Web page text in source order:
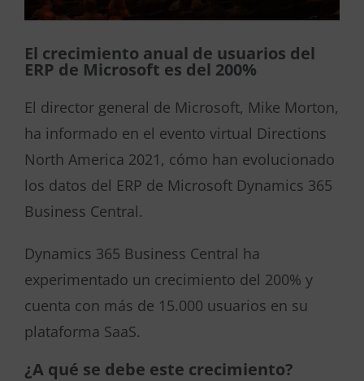
El crecimiento anual de usuarios del
ERP de Microsoft es del 200%
El director general de Microsoft, Mike Morton,
ha informado en el evento virtual Directions
North America 2021, cómo han evolucionado
los datos del ERP de Microsoft Dynamics 365
Business Central.
Dynamics 365 Business Central ha
experimentado un crecimiento del 200% y
cuenta con más de 15.000 usuarios en su
plataforma SaaS.
¿A qué se debe este crecimiento?